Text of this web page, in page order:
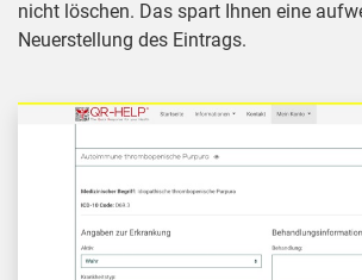
nicht löschen. Das spart Ihnen eine
Neuerstellung des Eintrags.